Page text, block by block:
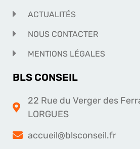
ACTUALITÉS
NOUS CONTACTER
MENTIONS LÉGALES
BLS CONSEIL
22 Rue du Verger des
LORGUES
accueil@blsconseil.fr